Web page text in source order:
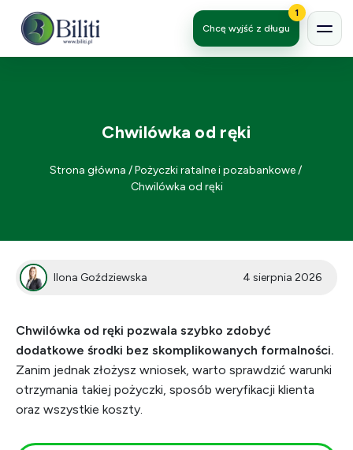
Chcę wyjść z długu
1
Chwilówka od ręki
Strona główna /Pożyczki ratalne i pozabankowe/
Chwilówka od ręki
Ilona Goździewska 4 sierpnia 2026
Chwilówka od ręki pozwala szybko zdobyć
dodatkowe środki bez skomplikowanych formalności.
Zanim jednak złożysz wniosek, warto sprawdzić warunki
otrzymania takiej pożyczki, sposób weryfikacji klienta
oraz wszystkie koszty.